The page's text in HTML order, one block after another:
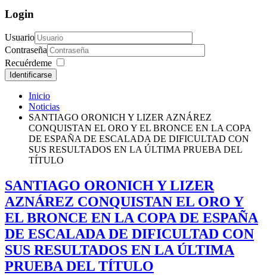
Login
Usuario
Contraseña
Recuérdeme
Identificarse
Inicio
Noticias
SANTIAGO ORONICH Y LIZER AZNÁREZ
CONQUISTAN EL ORO Y EL BRONCE EN LA COPA
DE ESPAÑA DE ESCALADA DE DIFICULTAD CON
SUS RESULTADOS EN LA ÚLTIMA PRUEBA DEL
TÍTULO
SANTIAGO ORONICH Y LIZER
AZNÁREZ CONQUISTAN EL ORO Y
EL BRONCE EN LA COPA DE ESPAÑA
DE ESCALADA DE DIFICULTAD CON
SUS RESULTADOS EN LA ÚLTIMA
PRUEBA DEL TÍTULO